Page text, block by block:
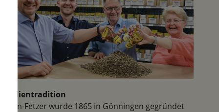
Familientradition
Samen-Fetzer wurde 1865 in Gönningen gegründet